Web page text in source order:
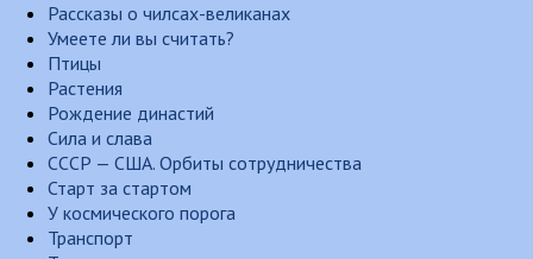
Рассказы о чилсах-великанах
Умеете ли вы считать?
Птицы
Растения
Рождение династий
Сила и слава
СССР — США. Орбиты сотрудничества
Старт за стартом
У космического порога
Транспорт